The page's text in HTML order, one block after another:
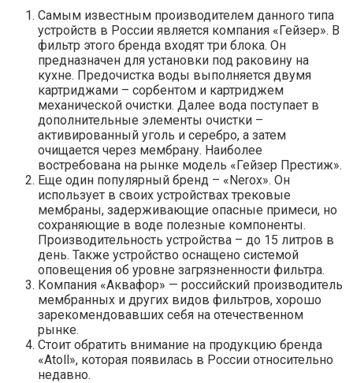
Самым известным производителем данного типа
устройств в России является компания «Гейзер». В
фильтр этого бренда входят три блока. Он
предназначен для установки под раковину на
кухне. Предочистка воды выполняется двумя
картриджами – сорбентом и картриджем
механической очистки. Далее вода поступает в
дополнительные элементы очистки –
активированный уголь и серебро, а затем
очищается через мембрану. Наиболее
востребована на рынке модель «Гейзер Престиж».
Еще один популярный бренд – «Nerox». Он
использует в своих устройствах трековые
мембраны, задерживающие опасные примеси, но
сохраняющие в воде полезные компоненты.
Производительность устройства – до 15 литров в
день. Также устройство оснащено системой
оповещения об уровне загрязненности фильтра.
Компания «Аквафор» — российский производитель
мембранных и других видов фильтров, хорошо
зарекомендовавших себя на отечественном
рынке.
Стоит обратить внимание на продукцию бренда
«Atoll», которая появилась в России относительно
недавно.